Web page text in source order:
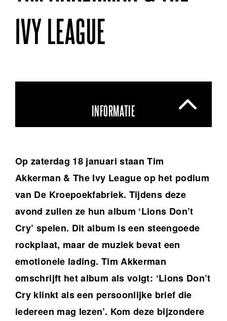
IVY LEAGUE
INFORMATIE
Op zaterdag 18 januari staan Tim
Akkerman & The Ivy League op het podium
van De Kroepoekfabriek. Tijdens deze
avond zullen ze hun album ‘Lions Don’t
Cry’ spelen. Dit album is een steengoede
rockplaat, maar de muziek bevat een
emotionele lading. Tim Akkerman
omschrijft het album als volgt: ‘Lions Don’t
Cry klinkt als een persoonlijke brief die
iedereen mag lezen’. Kom deze bijzondere